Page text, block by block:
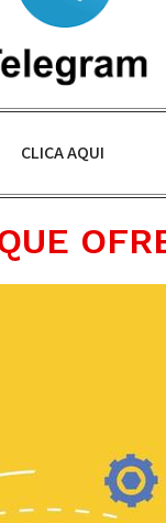
CLICA AQUI